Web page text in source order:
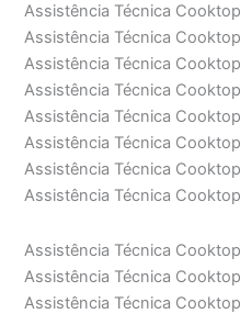
Assistência Técnica
Assistência Técnica
Assistência Técnica
Assistência Técnica
Assistência Técnica
Assistência Técnica
Assistência Técnica
Assistência Técnica
Assistência Técnica
Assistência Técnica
Assistência Técnica